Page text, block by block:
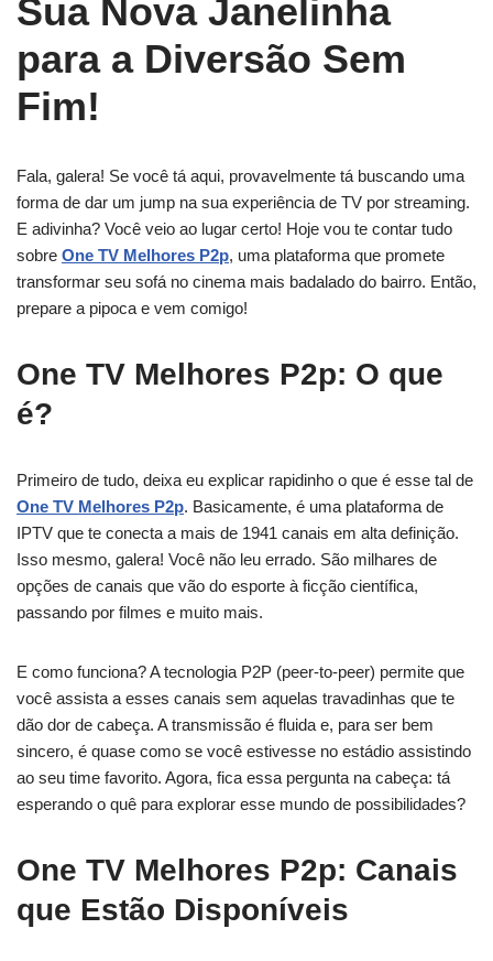
Sua Nova Janelinha
para a Diversão Sem
Fim!
Fala, galera! Se você tá aqui, provavelmente tá buscando uma
forma de dar um jump na sua experiência de TV por streaming.
E adivinha? Você veio ao lugar certo! Hoje vou te contar tudo
sobre One TV Melhores P2p, uma plataforma que promete
transformar seu sofá no cinema mais badalado do bairro. Então,
prepare a pipoca e vem comigo!
One TV Melhores P2p: O que
é?
Primeiro de tudo, deixa eu explicar rapidinho o que é esse tal de
One TV Melhores P2p. Basicamente, é uma plataforma de
IPTV que te conecta a mais de 1941 canais em alta definição.
Isso mesmo, galera! Você não leu errado. São milhares de
opções de canais que vão do esporte à ficção científica,
passando por filmes e muito mais.
E como funciona? A tecnologia P2P (peer-to-peer) permite que
você assista a esses canais sem aquelas travadinhas que te
dão dor de cabeça. A transmissão é fluida e, para ser bem
sincero, é quase como se você estivesse no estádio assistindo
ao seu time favorito. Agora, fica essa pergunta na cabeça: tá
esperando o quê para explorar esse mundo de possibilidades?
One TV Melhores P2p: Canais
que Estão Disponíveis